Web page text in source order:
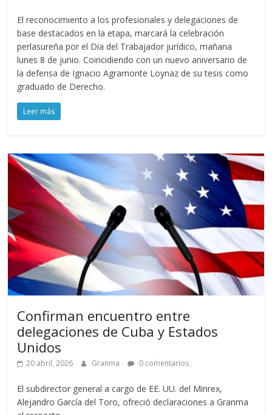
El reconocimiento a los profesionales y delegaciones de
base destacados en la etapa, marcará la celebración
perlasureña por el Día del Trabajador jurídico, mañana
lunes 8 de junio. Coincidiendo con un nuevo aniversario de
la defensa de Ignacio Agramonte Loynaz de su tesis como
graduado de Derecho.
Leer más
Confirman encuentro entre
delegaciones de Cuba y Estados
Unidos
20 abril, 2026 Granma 0 comentarios
El subdirector general a cargo de EE. UU. del Minrex,
Alejandro García del Toro, ofreció declaraciones a Granma